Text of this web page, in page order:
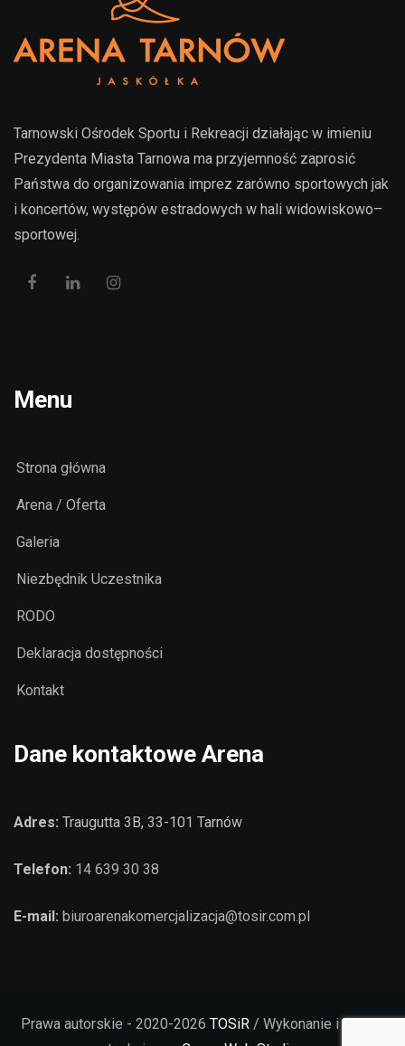
Tarnowski Ośrodek Sportu i Rekreacji działając w imieniu
Prezydenta Miasta Tarnowa ma przyjemność zaprosić
Państwa do organizowania imprez zarówno sportowych jak
i koncertów, występów estradowych w hali widowiskowo–
sportowej.
Menu
Strona główna
Arena / Oferta
Galeria
Niezbędnik Uczestnika
RODO
Deklaracja dostępności
Kontakt
Dane kontaktowe Arena
Adres: Traugutta 3B, 33-101 Tarnów
Telefon: 14 639 30 38
E-mail: biuroarenakomercjalizacja@tosir.com.pl
Prawa autorskie - 2020-2026 TOSiR/ Wykonanie i opieka